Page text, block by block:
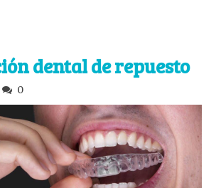
dental de repuesto
0